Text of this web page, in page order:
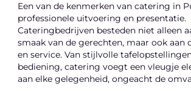
Een van de kenmerken van catering in
professionele uitvoering en presentatie.
Cateringbedrijven besteden niet alleen
smaak van de gerechten, maar ook aan
en service. Van stijlvolle
bediening, catering voegt een vleugje
aan elke gelegenheid, ongeacht de